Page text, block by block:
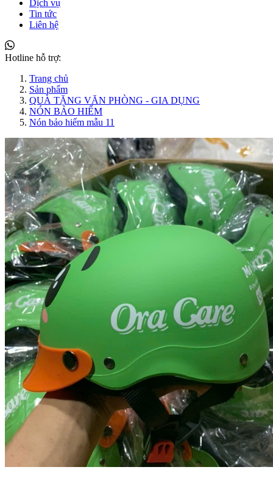
Dịch vụ
Tin tức
Liên hệ
Hotline hỗ trợ:
Trang chủ
Sản phẩm
QUÀ TẶNG VĂN PHÒNG - GIA DỤNG
NÓN BẢO HIỂM
Nón bảo hiểm mẫu 11